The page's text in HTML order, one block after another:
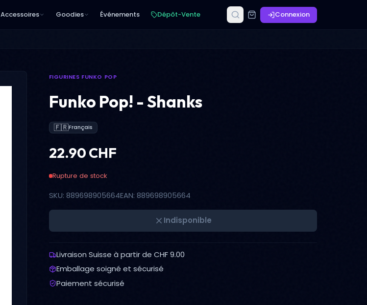
Accessoires Goodies Événements Dépôt-Vente Connexion
FIGURINES FUNKO POP
Funko Pop! - Shanks
🇫🇷Français
22.90 CHF
Rupture de stock
SKU: 889698905664EAN: 889698905664
Indisponible
Livraison Suisse à partir de CHF 9.00
Emballage soigné et sécurisé
Paiement sécurisé